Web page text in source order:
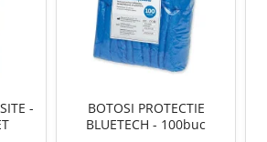
-
BOTOSI PROTECTIE
BLUETECH - 100buc